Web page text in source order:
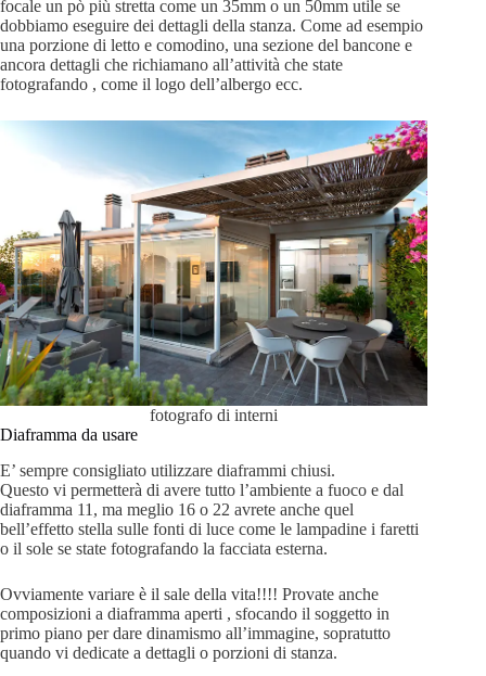
focale un pò più stretta come un 35mm o un 50mm utile se
dobbiamo eseguire dei dettagli della stanza. Come ad esempio
una porzione di letto e comodino, una sezione del bancone e
ancora dettagli che richiamano all’attività che state
fotografando , come il logo dell’albergo ecc.
fotografo di interni
Diaframma da usare
E’ sempre consigliato utilizzare diaframmi chiusi.
Questo vi permetterà di avere tutto l’ambiente a fuoco e dal
diaframma 11, ma meglio 16 o 22 avrete anche quel
bell’effetto stella sulle fonti di luce come le lampadine i faretti
o il sole se state fotografando la facciata esterna.
Ovviamente variare è il sale della vita!!!! Provate anche
composizioni a diaframma aperti , sfocando il soggetto in
primo piano per dare dinamismo all’immagine, sopratutto
quando vi dedicate a dettagli o porzioni di stanza.